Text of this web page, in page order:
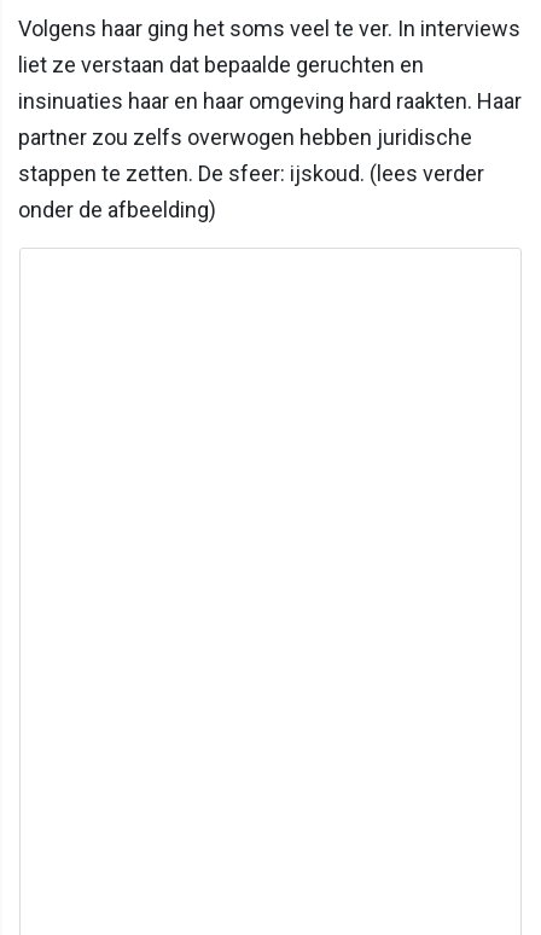
Volgens haar ging het soms veel te ver. In interviews
liet ze verstaan dat bepaalde geruchten en
insinuaties haar en haar omgeving hard raakten. Haar
partner zou zelfs overwogen hebben juridische
stappen te zetten. De sfeer: ijskoud. (lees verder
onder de afbeelding)